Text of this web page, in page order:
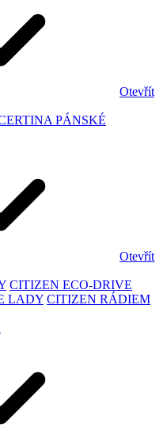
Otevřít
PÁNSKÉ
Otevřít
CITIZEN ECO-DRIVE
LADY CITIZEN RÁDIEM